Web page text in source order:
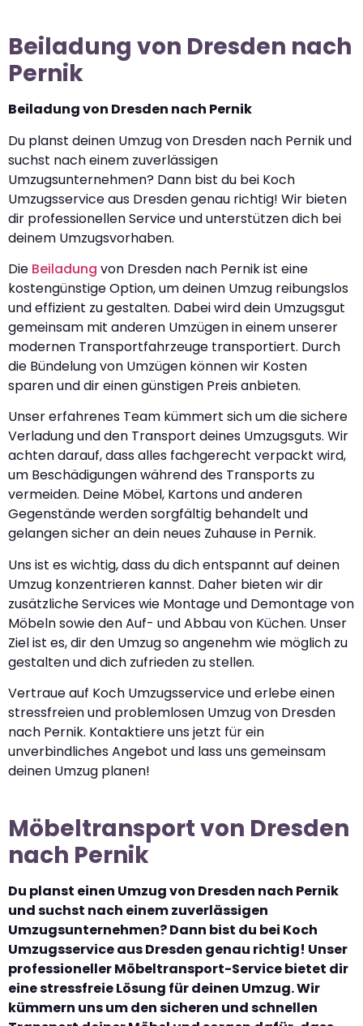
Beiladung von Dresden nach
Pernik
Beiladung von Dresden nach Pernik
Du planst deinen Umzug von Dresden nach Pernik und
suchst nach einem zuverlässigen
Umzugsunternehmen? Dann bist du bei Koch
Umzugsservice aus Dresden genau richtig! Wir bieten
dir professionellen Service und unterstützen dich bei
deinem Umzugsvorhaben.
Die Beiladung von Dresden nach Pernik ist eine
kostengünstige Option, um deinen Umzug reibungslos
und effizient zu gestalten. Dabei wird dein Umzugsgut
gemeinsam mit anderen Umzügen in einem unserer
modernen Transportfahrzeuge transportiert. Durch
die Bündelung von Umzügen können wir Kosten
sparen und dir einen günstigen Preis anbieten.
Unser erfahrenes Team kümmert sich um die sichere
Verladung und den Transport deines Umzugsguts. Wir
achten darauf, dass alles fachgerecht verpackt wird,
um Beschädigungen während des Transports zu
vermeiden. Deine Möbel, Kartons und anderen
Gegenstände werden sorgfältig behandelt und
gelangen sicher an dein neues Zuhause in Pernik.
Uns ist es wichtig, dass du dich entspannt auf deinen
Umzug konzentrieren kannst. Daher bieten wir dir
zusätzliche Services wie Montage und Demontage von
Möbeln sowie den Auf- und Abbau von Küchen. Unser
Ziel ist es, dir den Umzug so angenehm wie möglich zu
gestalten und dich zufrieden zu stellen.
Vertraue auf Koch Umzugsservice und erlebe einen
stressfreien und problemlosen Umzug von Dresden
nach Pernik. Kontaktiere uns jetzt für ein
unverbindliches Angebot und lass uns gemeinsam
deinen Umzug planen!
Möbeltransport von Dresden
nach Pernik
Du planst einen Umzug von Dresden nach Pernik
und suchst nach einem zuverlässigen
Umzugsunternehmen? Dann bist du bei Koch
Umzugsservice aus Dresden genau richtig! Unser
professioneller Möbeltransport-Service bietet dir
eine stressfreie Lösung für deinen Umzug. Wir
kümmern uns um den sicheren und schnellen